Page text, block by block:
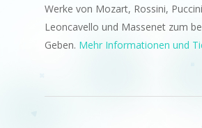
Werke von Mozart, Rossini,
Leoncavello und Massenet zum
Geben. Mehr Informationen und